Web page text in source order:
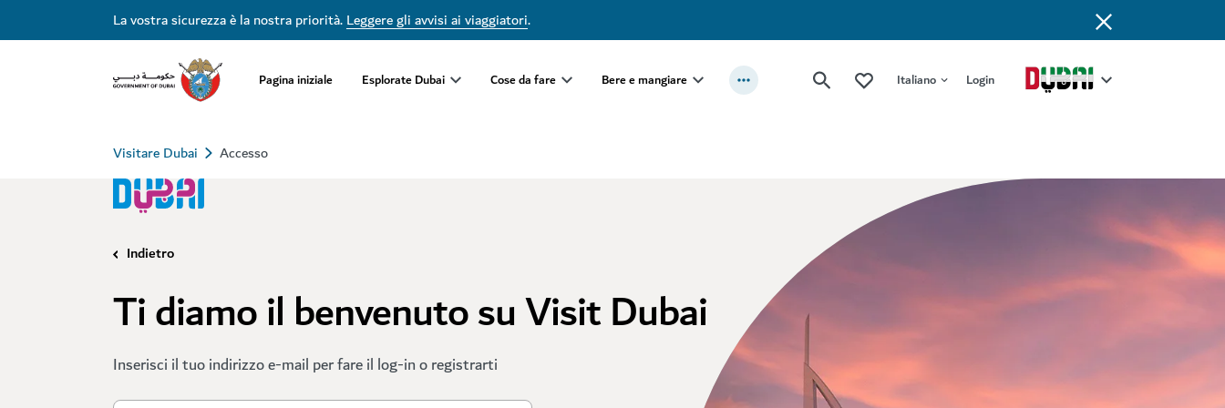
La vostra sicurezza è la nostra priorità.Leggere gli avvisi ai viaggiatori.
Pagina iniziale Esplorate Dubai Cose da fare Bere e mangiare Italiano Login
Visitare Dubai Accesso
Indietro
Ti diamo il benvenuto su Visit Dubai
Inserisci il tuo indirizzo e-mail per fare il log-in o registrarti